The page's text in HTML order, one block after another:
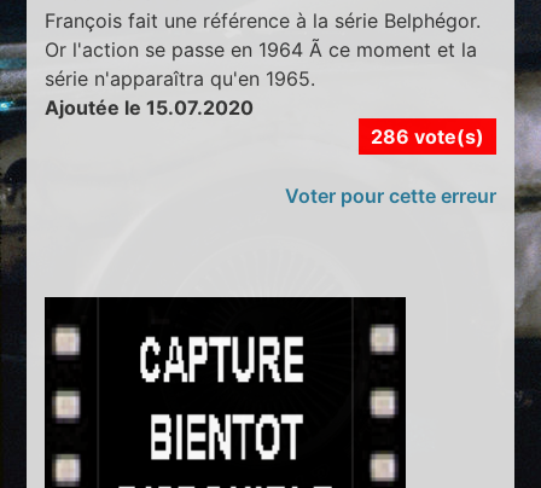
François fait une référence à la série Belphégor.
Or l'action se passe en 1964 Ã ce moment et la
série n'apparaîtra qu'en 1965.
Ajoutée le 15.07.2020
286 vote(s)
Voter pour cette erreur